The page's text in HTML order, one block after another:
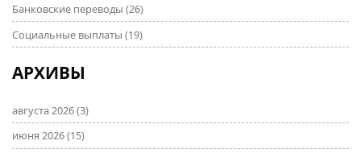
Банковские переводы (26)
Социальные выплаты (19)
АРХИВЫ
августа 2026(3)
июня 2026(15)